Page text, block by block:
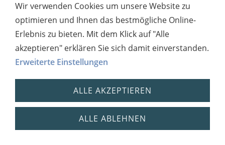
Wir verwenden Cookies um unsere Website zu
optimieren und Ihnen das bestmögliche Online-
Erlebnis zu bieten. Mit dem Klick auf "Alle
akzeptieren" erklären Sie sich damit einverstanden.
Erweiterte Einstellungen
ALLE AKZEPTIEREN
ALLE ABLEHNEN